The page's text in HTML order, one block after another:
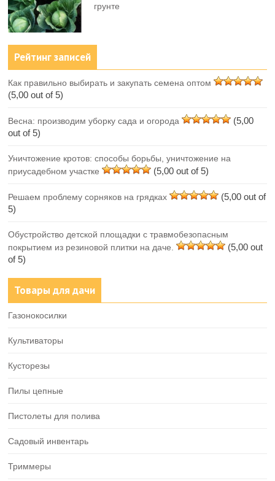
грунте
Рейтинг записей
Как правильно выбирать и закупать семена оптом
(5,00 out of 5)
Весна: производим уборку сада и огорода
(5,00
out of 5)
Уничтожение кротов: способы борьбы, уничтожение на
приусадебном участке
(5,00 out of 5)
Решаем проблему сорняков на грядках
(5,00 out of
5)
Обустройство детской площадки с травмобезопасным
покрытием из резиновой плитки на даче.
(5,00 out
of 5)
Товары для дачи
Газонокосилки
Культиваторы
Кусторезы
Пилы цепные
Пистолеты для полива
Садовый инвентарь
Триммеры